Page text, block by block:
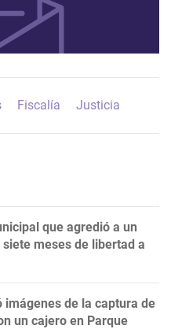
Fiscalía Justicia
que agredió a un
meses de libertad a
de la captura de
un cajero en Parque